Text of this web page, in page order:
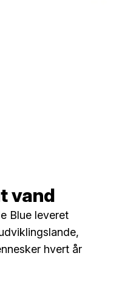
vand
Blue leveret
hvert år